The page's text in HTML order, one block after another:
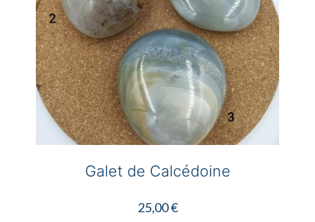
Galet de Calcédoine
25,00€